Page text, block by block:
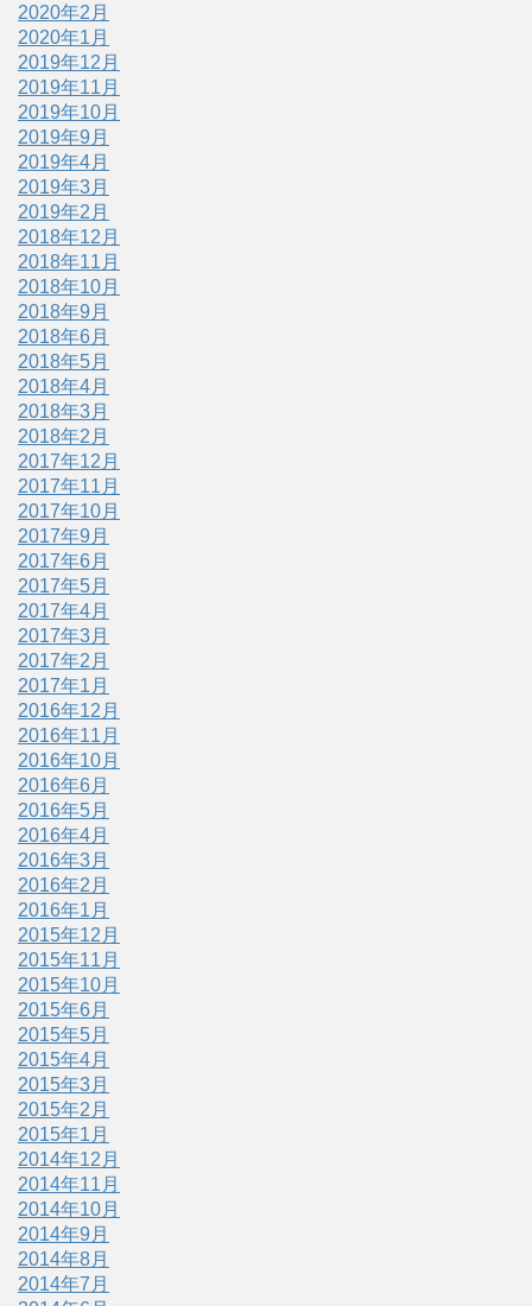
2020年2月
2020年1月
2019年12月
2019年11月
2019年10月
2019年9月
2019年4月
2019年3月
2019年2月
2018年12月
2018年11月
2018年10月
2018年9月
2018年6月
2018年5月
2018年4月
2018年3月
2018年2月
2017年12月
2017年11月
2017年10月
2017年9月
2017年6月
2017年5月
2017年4月
2017年3月
2017年2月
2017年1月
2016年12月
2016年11月
2016年10月
2016年6月
2016年5月
2016年4月
2016年3月
2016年2月
2016年1月
2015年12月
2015年11月
2015年10月
2015年6月
2015年5月
2015年4月
2015年3月
2015年2月
2015年1月
2014年12月
2014年11月
2014年10月
2014年9月
2014年8月
2014年7月